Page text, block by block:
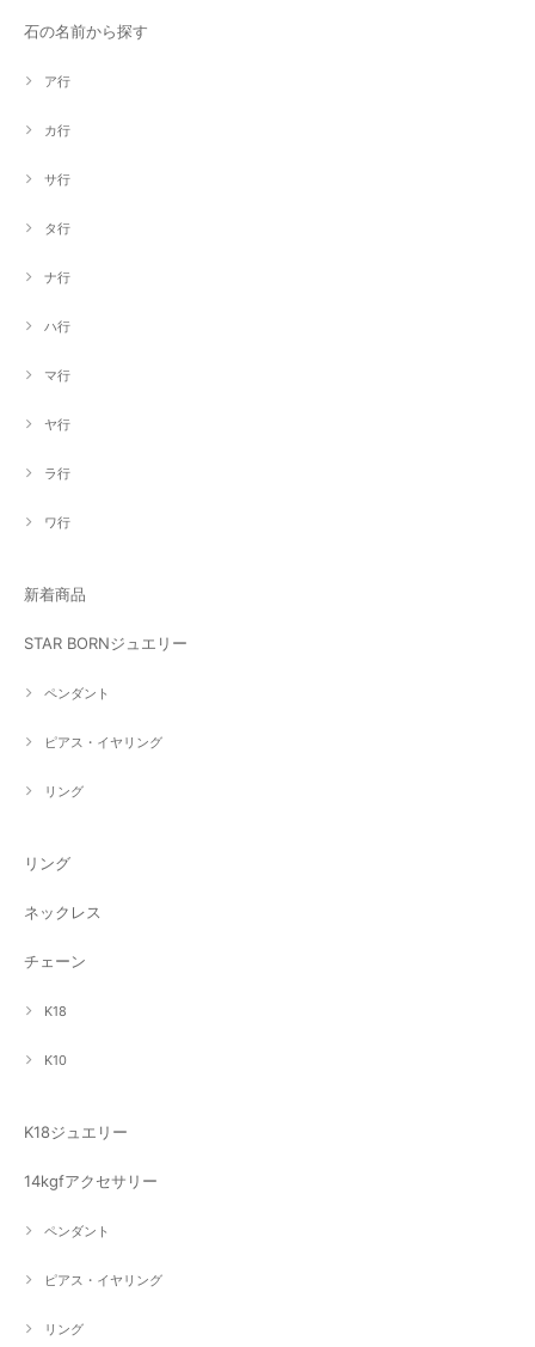
石の名前から探す
ア行
カ行
サ行
タ行
ナ行
ハ行
マ行
ヤ行
ラ行
ワ行
新着商品
STAR BORNジュエリー
ペンダント
ピアス・イヤリング
リング
リング
ネックレス
チェーン
K18
K10
K18ジュエリー
14kgfアクセサリー
ペンダント
ピアス・イヤリング
リング